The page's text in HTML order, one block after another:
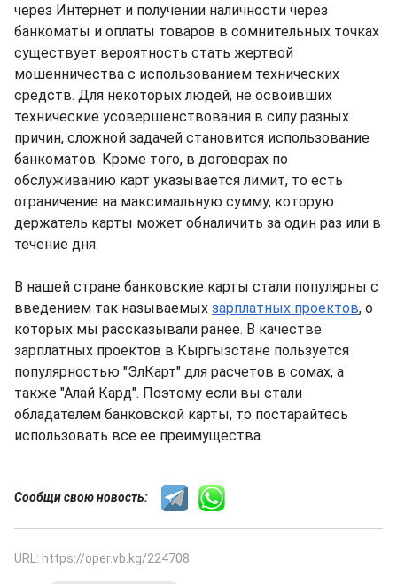
через Интернет и получении наличности через
банкоматы и оплаты товаров в сомнительных точках
существует вероятность стать жертвой
мошенничества с использованием технических
средств. Для некоторых людей, не освоивших
технические усовершенствования в силу разных
причин, сложной задачей становится использование
банкоматов. Кроме того, в договорах по
обслуживанию карт указывается лимит, то есть
ограничение на максимальную сумму, которую
держатель карты может обналичить за один раз или в
течение дня.
В нашей стране банковские карты стали популярны с
введением так называемых зарплатных проектов, о
которых мы рассказывали ранее. В качестве
зарплатных проектов в Кыргызстане пользуется
популярностью "ЭлКарт" для расчетов в сомах, а
также "Алай Кард". Поэтому если вы стали
обладателем банковской карты, то постарайтесь
использовать все ее преимущества.
Сообщи свою новость:
URL: https://oper.vb.kg/224708